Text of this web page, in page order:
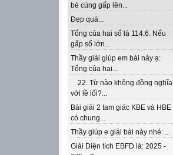
bé cùng gấp lên...
Đẹp quá...
Tổng của hai số là 114,6. Nếu
gấp số lớn...
Thầy giải giúp em bài này ạ:
Tổng của hai...
22. Từ nào không đồng nghĩa
với lề lối?...
Bài giải 2 tam giác KBE và HBE
có chung...
Thầy giúp e giải bài này nhé: ...
Giải Diện tích EBFD là: 2025 -